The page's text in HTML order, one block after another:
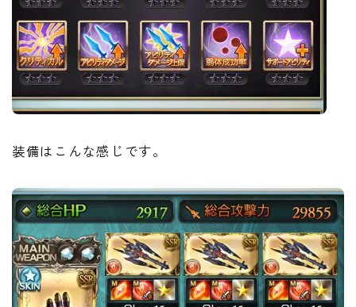
装備はこんな感じです。